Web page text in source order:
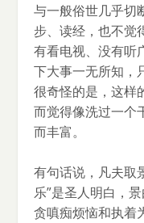
与一般俗世几乎切
步、读经，也不觉
有看电视、没有听
下大事一无所知，
很奇怪的是，这样
而觉得像洗过一个
而丰富。
有句话说，凡夫取
乐”是圣人明白，
贪嗔痴烦恼和执着